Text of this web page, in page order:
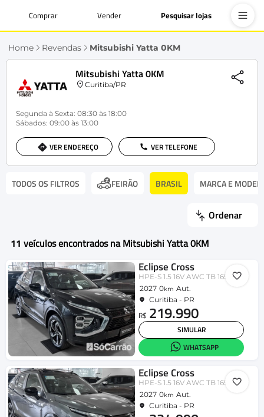
Comprar Vender Pesquisar lojas
Home Revendas Mitsubishi Yatta 0KM
Mitsubishi Yatta 0KM
Curitiba/PR
Segunda à Sexta: 08:30 às 18:00
Sábados: 09:00 às 13:00
VER ENDEREÇO VER TELEFONE
TODOS OS FILTROS FEIRÃO BRASIL MARCA E
Ordenar
11 veículos encontrados na Mitsubishi Yatta 0KM
Eclipse Cross
HPE-S 1.5 16V AWC TB 165cv Aut.
2027 0km Aut.
Curitiba - PR
R$ 219.990
SIMULAR
WHATSAPP
Eclipse Cross
HPE-S 1.5 16V AWC TB 165cv Aut.
2027 0km Aut.
Curitiba - PR